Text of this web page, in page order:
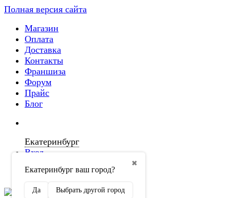
Полная версия сайта
Магазин
Оплата
Доставка
Контакты
Франшиза
Форум
Прайс
Блог
Екатеринбург
✖
Екатеринбург ваш город?
Да Выбрать другой город
Вход
Регистрация